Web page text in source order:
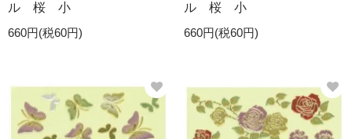
ル 桜 小
660円(税60円)
ル 桜 小
660円(税60円)